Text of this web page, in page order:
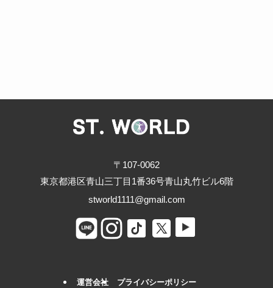
〒107-0062
東京都港区青山三丁目1番36号青山丸竹ビル6階
stworld1111@gmail.com
運営会社 プライバシーポリシー